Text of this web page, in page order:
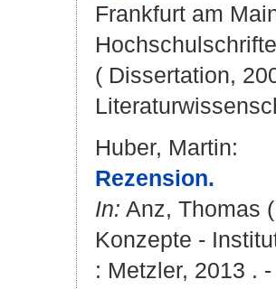
Frankfurt am
( Dissertation,
Huber, Martin:
Rezension.
In: Anz, Thomas
Konzepte -
: Metzler, 2013 .